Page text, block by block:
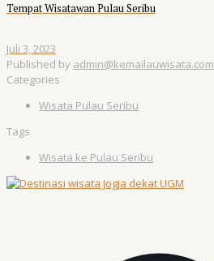
Tempat Wisatawan Pulau Seribu
Juli 3, 2023
Published by admin@kemailauwisata.com
Categories
Wisata Pulau Seribu
Tags
Wisata ke Pulau Seribu